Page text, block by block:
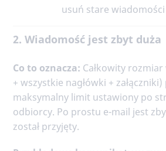
usuń stare
2. Wiadomość jest zbyt duża
Co to oznacza: Całkowity
+ wszystkie nagłówki +
maksymalny limit ustawiony po
odbiorcy. Po prostu e-mail jest
został przyjęty.